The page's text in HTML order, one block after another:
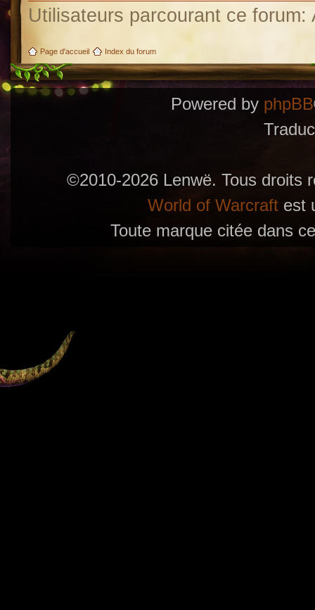
Utilisateurs parcourant ce
Page d'accueil Index du forum
Powered by phpBB
©2010-2026 Lenwë. Tous droits
World of Warcraftest
Toute marque citée dans